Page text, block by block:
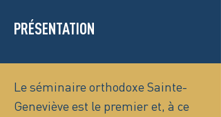
PRÉSENTATION
Le séminaire orthodoxe Sainte-
Geneviève est le premier et, à ce